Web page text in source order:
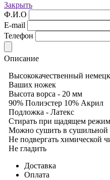
Закрыть
Ф.И.О
E-mail
Телефон
Описание
Высококачественный
Ваших ножек
Высота ворса - 20 мм
90% Полиэстер 10% Акрил
Подложка - Латекс
Стирать при щадящем
Можно сушить в
Не подвергать химической
Не гладить
Доставка
Оплата